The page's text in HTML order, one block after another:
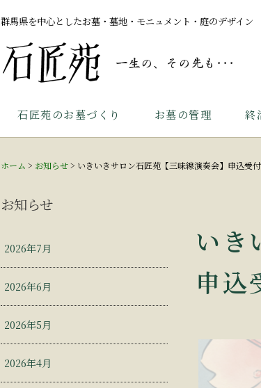
群馬県を中心としたお墓・墓地・モニュメント・庭のデザイン
石匠苑のお墓づくり お墓の管理 終
ホーム > お知らせ> いきいきサロン石匠苑【三味線演奏会】申込受
いき
申込
お知らせ
2026年7月
2026年6月
2026年5月
2026年4月